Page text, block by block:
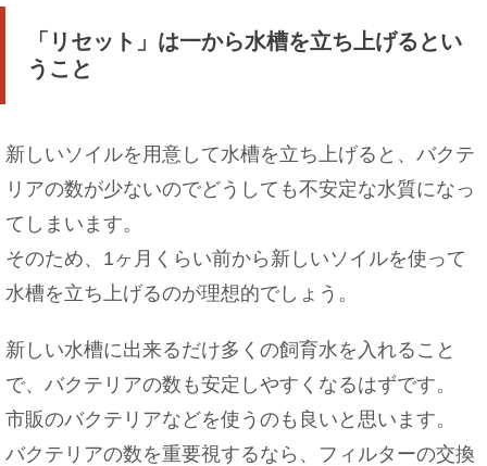
「リセット」は一から水槽を立ち上げるとい
うこと
新しいソイルを用意して水槽を立ち上げると、バクテ
リアの数が少ないのでどうしても不安定な水質になっ
てしまいます。
そのため、1ヶ月くらい前から新しいソイルを使って
水槽を立ち上げるのが理想的でしょう。
新しい水槽に出来るだけ多くの飼育水を入れること
で、バクテリアの数も安定しやすくなるはずです。
市販のバクテリアなどを使うのも良いと思います。
バクテリアの数を重要視するなら、フィルターの交換